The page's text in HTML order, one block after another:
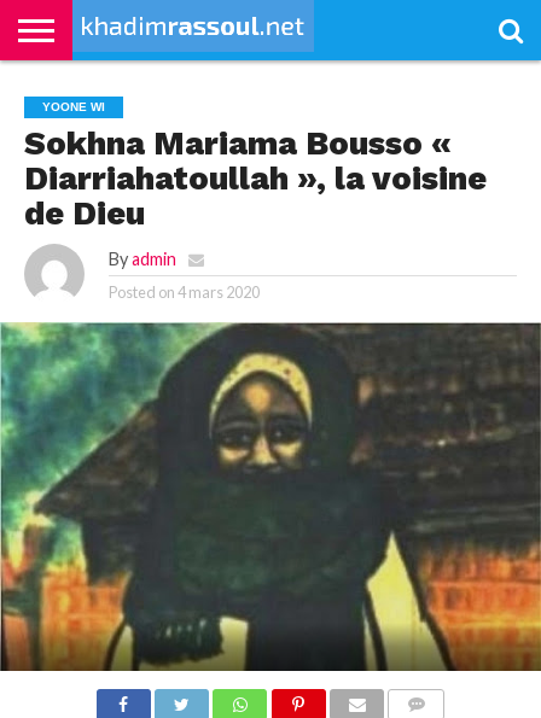
KHADIMRASSOUL
LE
MOURIDISME
ACTUALITÉS
CONTRIBUTIONS
PASS
–
PASS
NETALI
BOROM
NDAME
L’ISLAM
VIDÉOS
YOONE WI
Sokhna Mariama Bousso «
Diarriahatoullah », la voisine
de Dieu
By admin
Posted on4 mars 2020